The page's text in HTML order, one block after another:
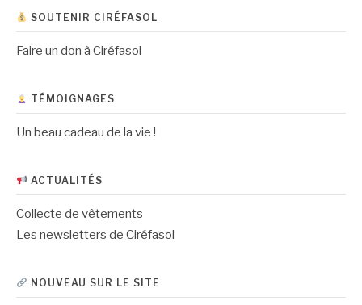
SOUTENIR CIRÉFASOL
Faire un don à Ciréfasol
TÉMOIGNAGES
Un beau cadeau de la vie !
ACTUALITÉS
Collecte de vêtements
Les newsletters de Ciréfasol
NOUVEAU SUR LE SITE